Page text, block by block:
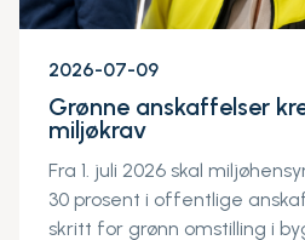
2026-07-09
Grønne anskaffelser
miljøkrav
Fra 1. juli 2026 skal
30 prosent i offentlige
skritt for grønn omstilling i